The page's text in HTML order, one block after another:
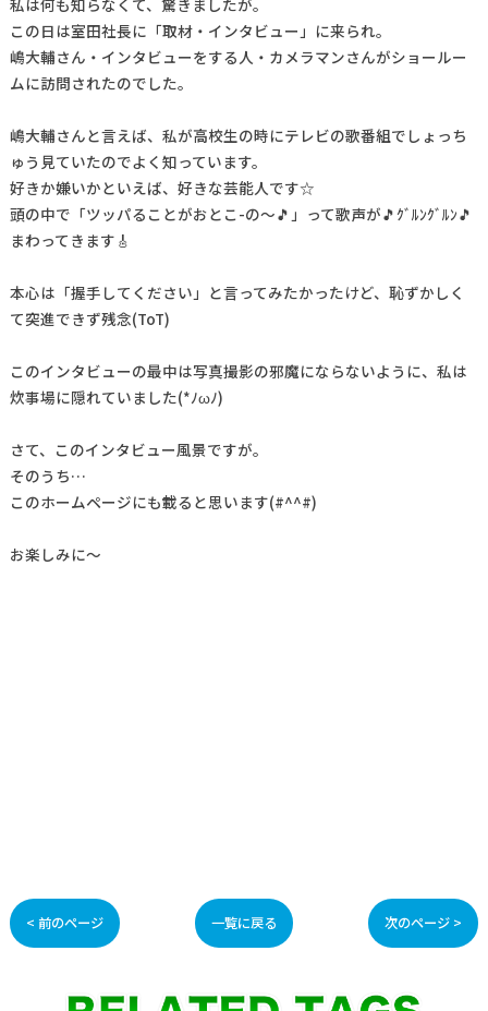
この日は室田社長に「取材・インタビュー」に来られ。
嶋大輔さん・インタビューをする人・カメラマンさんがショールー
ムに訪問されたのでした。
嶋大輔さんと言えば、私が高校生の時にテレビの歌番組でしょっち
ゅう見ていたのでよく知っています。
好きか嫌いかといえば、好きな芸能人です☆
頭の中で「ツッパることがおとこ-の～🎵」って歌声が🎵ｸﾞﾙﾝｸﾞﾙﾝ🎵
まわってきます🎸
本心は「握手してください」と言ってみたかったけど、恥ずかしく
て突進できず残念(ToT)
このインタビューの最中は写真撮影の邪魔にならないように、私は
炊事場に隠れていました(*ﾉωﾉ)
さて、このインタビュー風景ですが。
そのうち…
このホームページにも載ると思います(#^^#)
お楽しみに～
< 前のページ 一覧に戻る 次のページ >